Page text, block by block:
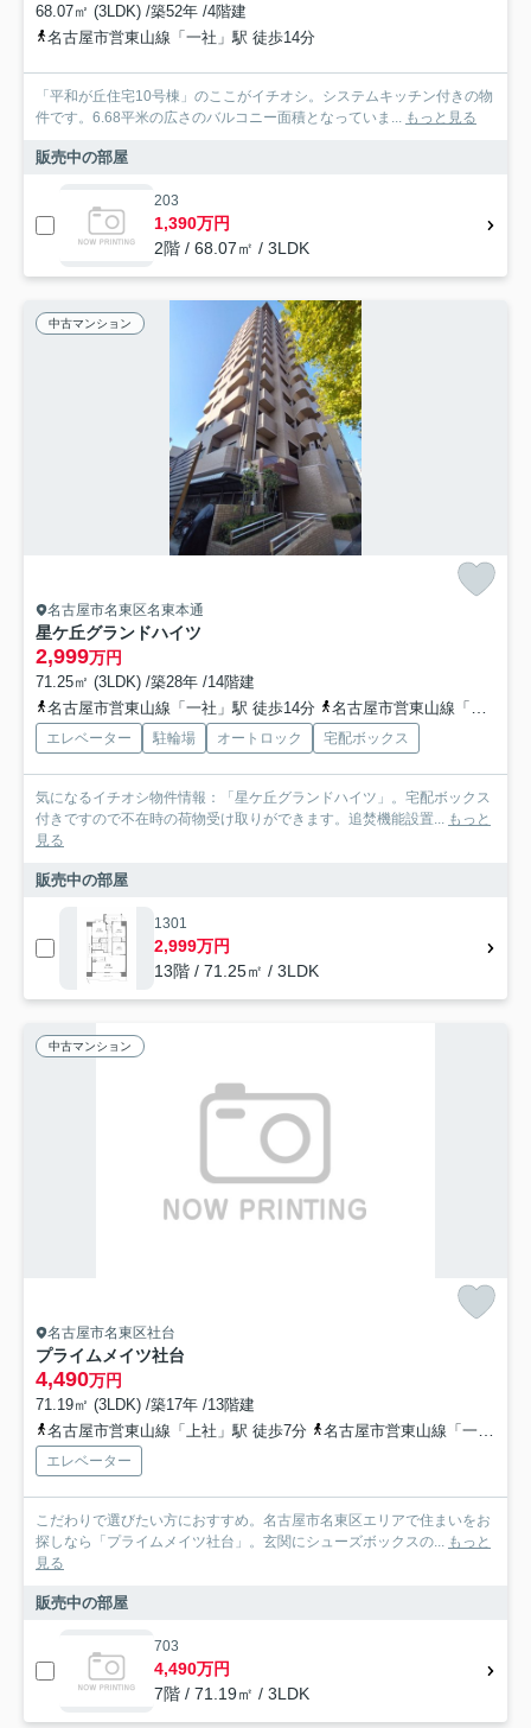
68.07㎡ (3LDK) /築52年 /4階建
名古屋市営東山線「一社」駅 徒歩14分
「平和が丘住宅10号棟」のここがイチオシ。システムキッチン付きの物
件です。6.68平米の広さのバルコニー面積となっていま... もっと見る
販売中の部屋
203
1,390万円
2階 / 68.07㎡ / 3LDK
中古マンション
名古屋市名東区名東本通
星ケ丘グランドハイツ
2,999万円
71.25㎡ (3LDK) /築28年 /14階建
名古屋市営東山線「一社」駅 徒歩14分
名古屋市営東山線「星ヶ丘」駅 徒歩15分
エレベーター 駐輪場 オートロック 宅配ボックス
気になるイチオシ物件情報：「星ケ丘グランドハイツ」。宅配ボックス
付きですので不在時の荷物受け取りができます。追焚機能設置... もっと
見る
販売中の部屋
1301
2,999万円
13階 / 71.25㎡ / 3LDK
中古マンション
名古屋市名東区社台
プライムメイツ社台
4,490万円
71.19㎡ (3LDK) /築17年 /13階建
名古屋市営東山線「上社」駅 徒歩7分
名古屋市営東山線「一社」駅 徒歩12分
エレベーター
こだわりで選びたい方におすすめ。名古屋市名東区エリアで住まいをお
探しなら「プライムメイツ社台」。玄関にシューズボックスの... もっと
見る
販売中の部屋
703
4,490万円
7階 / 71.19㎡ / 3LDK